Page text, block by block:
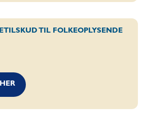
TIL FOLKEOPLYSENDE